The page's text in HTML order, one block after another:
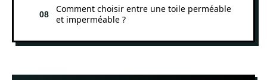
Comment choisir entre une toile perméable
et imperméable ?